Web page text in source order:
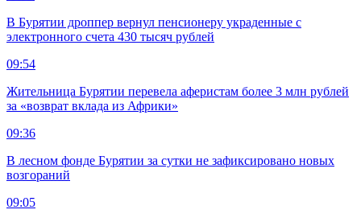
В Бурятии дроппер вернул пенсионеру украденные с
электронного счета 430 тысяч рублей
09:54
Жительница Бурятии перевела аферистам более 3 млн рублей
за «возврат вклада из Африки»
09:36
В лесном фонде Бурятии за сутки не зафиксировано новых
возгораний
09:05